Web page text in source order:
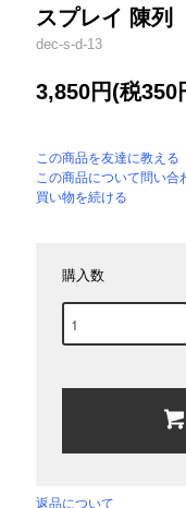
スプレイ 陳
dec-s-d-13
3,850円(税350
この商品を友達に教える
この商品について問い合
買い物を続ける
購入数
返品について